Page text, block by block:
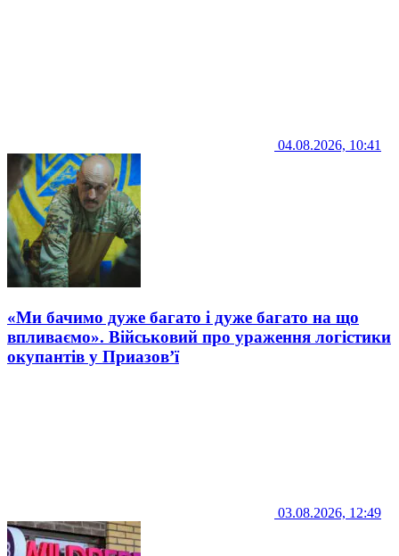
04.08.2026, 10:41
«Ми бачимо дуже багато і дуже багато на що
впливаємо». Військовий про ураження логістики
окупантів у Приазов’ї
03.08.2026, 12:49